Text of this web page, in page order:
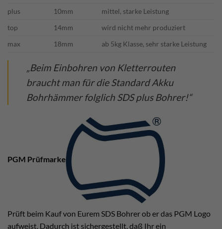
plus
10mm
mittel, starke Leistung
top
14mm
wird nicht mehr produziert
max
18mm ab 5kg Klasse, sehr starke Leistung
„Beim Einbohren von Kletterrouten
braucht man für die Standard Akku
Bohrhämmer folglich SDS plus Bohrer!“
PGM Prüfmarke
Prüft beim Kauf von Eurem SDS Bohrer ob er das PGM Logo
aufweist. Dadurch ist sichergestellt, daß Ihr ein